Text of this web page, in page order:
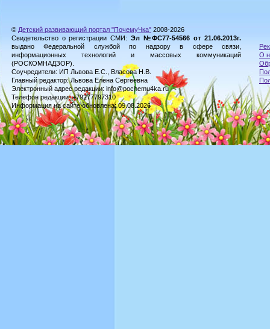
© Детский развивающий портал "ПочемуЧка" 2008-2026
Свидетельство о регистрации СМИ: Эл №ФС77-54566 от 21.06.2013г.
выдано Федеральной службой по надзору в сфере связи,
информационных технологий и массовых коммуникаций
(РОСКОМНАДЗОР).
Соучредители: ИП Львова Е.С., Власова Н.В.
Главный редактор: Львова Елена Сергеевна
Электронный адрес редакции: info@pochemu4ka.ru
Телефон редакции: +79277797310
Информация на сайте обновлена: 09.08.2026
О